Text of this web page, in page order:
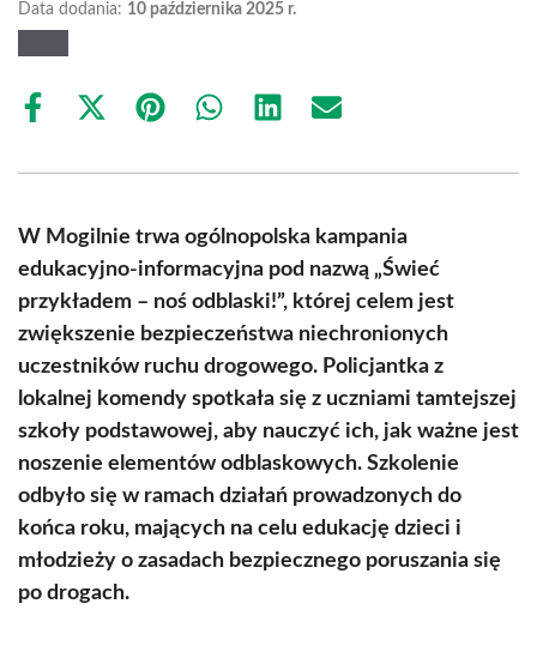
Data dodania: 10 października 2025 r.
Share
Share
(Twitter)
Share Share Share Share
W Mogilnie trwa ogólnopolska kampania
edukacyjno-informacyjna pod nazwą „Świeć
przykładem – noś odblaski!”, której celem jest
zwiększenie bezpieczeństwa niechronionych
uczestników ruchu drogowego. Policjantka z
lokalnej komendy spotkała się z uczniami tamtejszej
szkoły podstawowej, aby nauczyć ich, jak ważne jest
noszenie elementów odblaskowych. Szkolenie
odbyło się w ramach działań prowadzonych do
końca roku, mających na celu edukację dzieci i
młodzieży o zasadach bezpiecznego poruszania się
po drogach.